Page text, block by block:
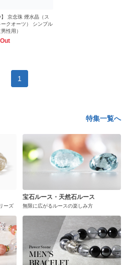
】 京念珠 煙水晶（ス
ークオーツ） シンプル
性用）
1
特集一覧へ
ーズ
宝石ルース・天然石ルース
無限に広がるルースの楽しみ方